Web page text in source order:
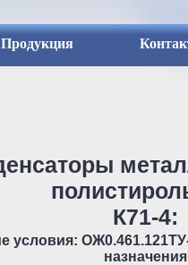
Продукция
К71-4:
условия:
назначения